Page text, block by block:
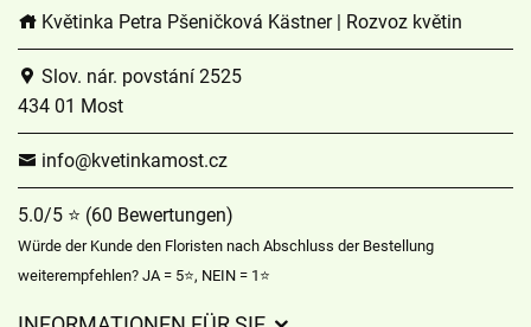
Květinka Petra Pšeničková Kästner | Rozvoz květin
Slov. nár. povstání 2525
434 01 Most
info@kvetinkamost.cz
5.0/5 ⭐ (60 Bewertungen)
Würde der Kunde den Floristen nach Abschluss der Bestellung
weiterempfehlen? JA = 5⭐, NEIN = 1⭐